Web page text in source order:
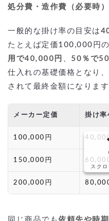
処分費・造作費（必要時）
一般的な掛け率の目安は
たとえば定価100,000円の
用で40,000円 、 50％で
仕入れの基礎価格となり
されて最終金額になります
メーカー定価 掛け率
100,000円
150,000円
200,000円
スク